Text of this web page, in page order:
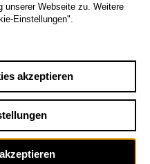
unserer Webseite zu. Weitere
Einstellungen".
akzeptieren